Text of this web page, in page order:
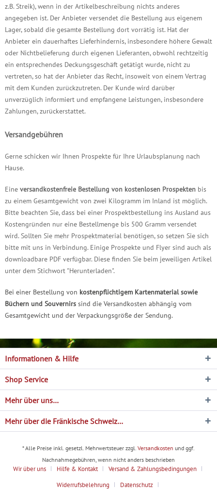
z.B. Streik), wenn in der Artikelbeschreibung nichts anderes
angegeben ist. Der Anbieter versendet die Bestellung aus eigenem
Lager, sobald die gesamte Bestellung dort vorrätig ist. Hat der
Anbieter ein dauerhaftes Lieferhindernis, insbesondere höhere Gewalt
oder Nichtbelieferung durch eigenen Lieferanten, obwohl rechtzeitig
ein entsprechendes Deckungsgeschäft getätigt wurde, nicht zu
vertreten, so hat der Anbieter das Recht, insoweit von einem Vertrag
mit dem Kunden zurückzutreten. Der Kunde wird darüber
unverzüglich informiert und empfangene Leistungen, insbesondere
Zahlungen, zurückerstattet.
Versandgebühren
Gerne schicken wir Ihnen Prospekte für Ihre Urlaubsplanung nach
Hause.
Eine versandkostenfreie Bestellung von kostenlosen Prospekten bis
zu einem Gesamtgewicht von zwei Kilogramm im Inland ist möglich.
Bitte beachten Sie, dass bei einer Prospektbestellung ins Ausland aus
Kostengründen nur eine Bestellmenge bis 500 Gramm versendet
wird. Sollten Sie mehr Prospektmaterial benötigen, so setzen Sie sich
bitte mit uns in Verbindung. Einige Prospekte und Flyer sind auch als
downloadbare PDF verfügbar. Diese finden Sie beim jeweiligen Artikel
unter dem Stichwort "Herunterladen".
Bei einer Bestellung von kostenpflichtigem Kartenmaterial sowie
Büchern und Souvernirs sind die Versandkosten abhängig vom
Gesamtgewicht und der Verpackungsgröße der Sendung.
Informationen & Hilfe
Shop Service
Mehr über uns…
Mehr über die Fränkische Schweiz…
* Alle Preise inkl. gesetzl. Mehrwertsteuer zzgl. Versandkosten und ggf.
Nachnahmegebühren, wenn nicht anders beschrieben
Wir über uns Hilfe & Kontakt
Versand & Zahlungsbedingungen
Widerrufsbelehrung
Datenschutz